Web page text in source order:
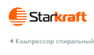
Компрессор спиральный